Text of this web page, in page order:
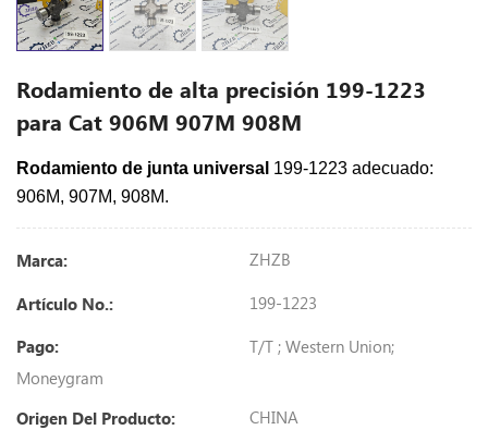
Rodamiento de alta precisión 199-1223
para Cat 906M 907M 908M
Rodamiento de junta universal 199-1223 adecuado:
906M, 907M, 908M.
Marca: ZHZB
Artículo No.: 199-1223
Pago:
T/T ; Western Union;
Moneygram
Origen Del Producto:
CHINA